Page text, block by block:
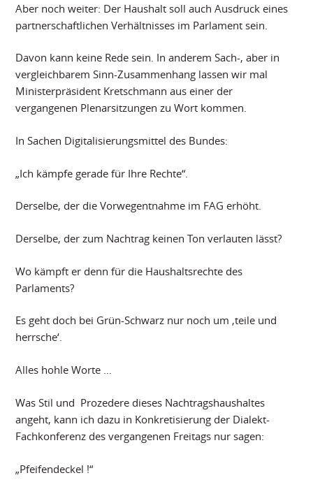
Aber noch weiter: Der Haushalt soll auch Ausdruck eines
partnerschaftlichen Verhältnisses im Parlament sein.
Davon kann keine Rede sein. In anderem Sach-, aber in
vergleichbarem Sinn-Zusammenhang lassen wir mal
Ministerpräsident Kretschmann aus einer der
vergangenen Plenarsitzungen zu Wort kommen.
In Sachen Digitalisierungsmittel des Bundes:
„Ich kämpfe gerade für Ihre Rechte“.
Derselbe, der die Vorwegentnahme im FAG erhöht.
Derselbe, der zum Nachtrag keinen Ton verlauten lässt?
Wo kämpft er denn für die Haushaltsrechte des
Parlaments?
Es geht doch bei Grün-Schwarz nur noch um ‚teile und
herrsche‘.
Alles hohle Worte …
Was Stil und Prozedere dieses Nachtragshaushaltes
angeht, kann ich dazu in Konkretisierung der Dialekt-
Fachkonferenz des vergangenen Freitags nur sagen:
„Pfeifendeckel !“